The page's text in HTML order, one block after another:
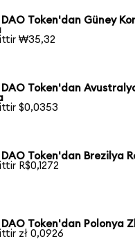
DAO Token'dan Güney
₩35,32
DAO Token'dan
$0,0353
DAO Token'dan Brezilya
R$0,1272
DAO Token'dan Polonya
zł 0,0926